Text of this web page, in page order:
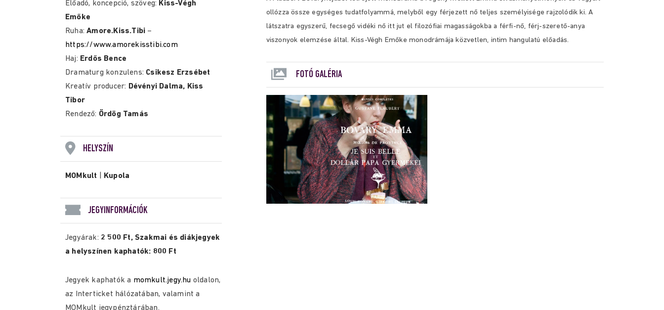
Előadó, koncepció, szöveg: Kiss-Végh
Emőke
Ruha:Amore.Kiss.Tibi –
https://www.amorekisstibi.com
Haj: Erdős Bence
Dramaturg konzulens: Csikesz Erzsébet
Kreatív producer: Dévényi Dalma, Kiss
Tibor
Rendező: Ördög Tamás
HELYSZÍN
MOMkult Kupola
JEGYINFORMÁCIÓK
Jegyárak: 2 500 Ft, Szakmai és diákjegyek
a helyszínen kaphatók: 800 Ft
Jegyek kaphatók a momkult.jegy.hu oldalon,
az Interticket hálózatában, valamint a
MOMkult jegypénztárában.
ollózza össze egységes tudatfolyammá, melyből egy férjezett nő teljes személyisége rajzolódik ki. A
látszatra egyszerű, fecsegő vidéki nő itt jut el filozófiai magasságokba a férfi-nő, férj-szerető-anya
viszonyok elemzése által. Kiss-Végh Emőke monodrámája közvetlen, intim hangulatú előadás.
FOTÓ GALÉRIA